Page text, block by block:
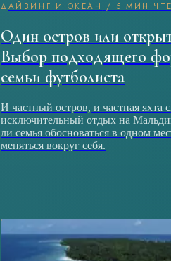
ДАЙВИНГ И ОКЕАН / 5 МИН
Один остров или
Выбор подходящего
семьи футболиста
И частный остров, и частная яхта
исключительный отдых на
ли семья обосноваться в одном
меняться вокруг себя.